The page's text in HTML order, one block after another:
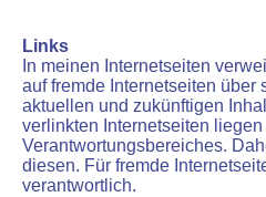
Links
In meinen Internetseiten
auf fremde Internetseiten über
aktuellen und zukünftigen
verlinkten Internetseiten
Verantwortungsbereiches.
diesen. Für fremde
verantwortlich.